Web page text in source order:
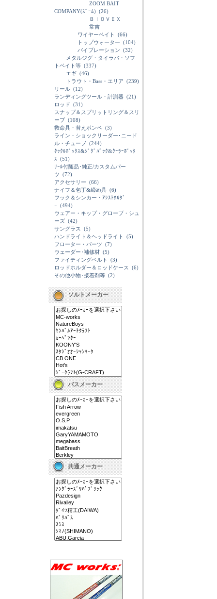
ZOOM BAIT
COMPANY(ｽﾞｰﾑ) (26)
ＢＩＯＶＥＸ
常吉
ワイヤーベイト
(66)
トップウォーター (104)
バイブレーション (32)
メタルジグ・タイラバ・ソフ
トベイト等 (337)
エギ (46)
トラウト・Bass・エリア (239)
リール (12)
ランディングツール・計測器 (21)
ロッド (31)
スナップ＆スプリットリング＆スリ
ーブ (108)
救命具・替えボンベ (3)
ライン・ショックリーダー･ニード
ル・チューブ (244)
ﾀｯｸﾙﾎﾞｯｸｽ&ｼﾞｸﾞﾊﾞｯｸ&ｸｰﾗｰﾎﾞｯｸ
ｽ (51)
ﾘｰﾙ付随品･純正/カスタムパー
ツ (72)
アクセサリー (66)
ナイフ＆包丁&締め具 (6)
フック＆シンカー・ｱｼｽﾄﾎﾙﾀﾞ
ｰ (494)
ウェアー・キップ・グローブ・シュ
ーズ (42)
サングラス
(5)
ハンドライト＆ヘッドライト
(5)
フローター・パーツ (7)
ウェーダー･補修材 (5)
ファイティングベルト
(3)
ロッドホルダー＆ロッドケース
(6)
その他小物･接着剤等 (2)
ソルトメーカー
バスメーカー
共通メーカー